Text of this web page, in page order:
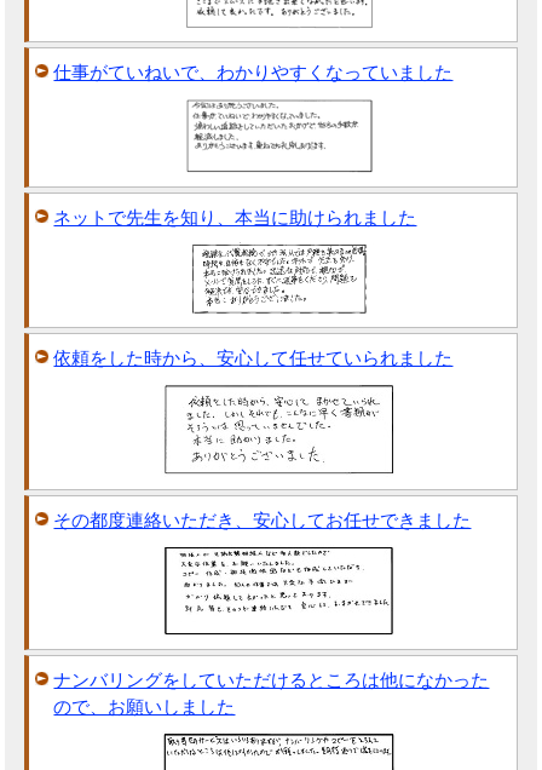
仕事がていねいで、わかりやすくなっていました
ネットで先生を知り、本当に助けられました
依頼をした時から、安心して任せていられました
その都度連絡いただき、安心してお任せできました
ナンバリングをしていただけるところは他になかった
ので、お願いしました